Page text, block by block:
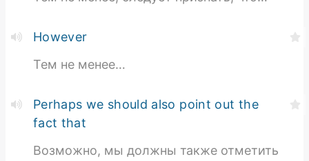
However
Тем не менее…
Perhaps we should also point out the
fact that
Возможно, мы должны также отметить